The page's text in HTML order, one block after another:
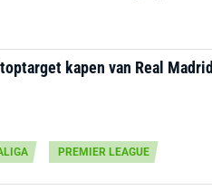
kapen van Real Madrid
PREMIER LEAGUE